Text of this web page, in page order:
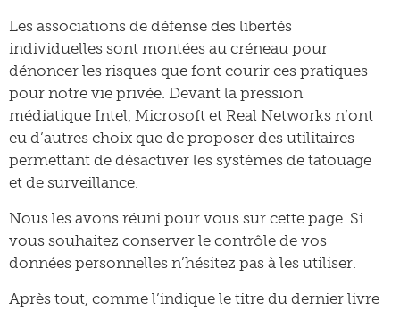
Les associations de défense des libertés
individuelles sont montées au créneau pour
dénoncer les risques que font courir ces pratiques
pour notre vie privée. Devant la pression
médiatique Intel, Microsoft et Real Networks n’ont
eu d’autres choix que de proposer des utilitaires
permettant de désactiver les systèmes de tatouage
et de surveillance.
Nous les avons réuni pour vous sur cette page. Si
vous souhaitez conserver le contrôle de vos
données personnelles n’hésitez pas à les utiliser.
Après tout, comme l’indique le titre du dernier livre